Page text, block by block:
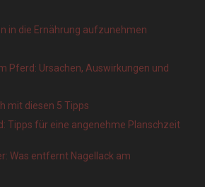
in die Ernährung aufzunehmen
Pferd: Ursachen, Auswirkungen und
mit diesen 5 Tipps
Tipps für eine angenehme Planschzeit
Was entfernt Nagellack am